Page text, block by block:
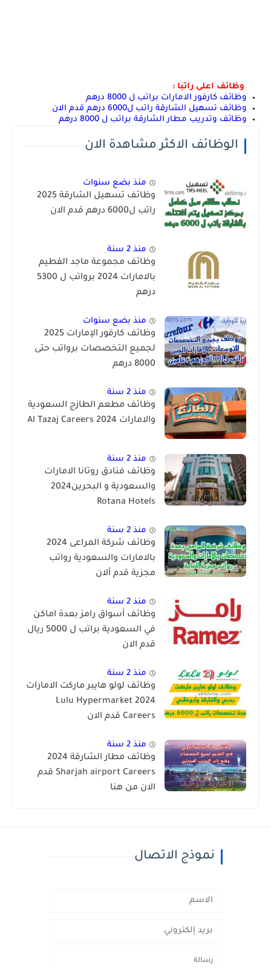
وظائف اعلى راتبا :
وظائف كارفور الامارات براتب ل 8000 درهم
وظائف تسهيل الشارقة راتب ل6000 درهم قدم الان
وظائف وتدريب مطار الشارقة براتب ل 8000 درهم
الوظائف الاكثر مشاهدة الان
منذ بضع سنوات
وظائف تسهيل الشارقة 2025
راتب ل6000 درهم قدم الان
منذ 2 سنة
وظائف مجموعة ماجد الفطيم
بالامارات 2024 برواتب ل 5300
درهم
منذ بضع سنوات
وظائف كارفور الإمارات 2025
لجميع التخصصات برواتب حتى
8000 درهم
منذ 2 سنة
وظائف مطعم الطازج السعودية
والامارات 2024 Al Tazaj Careers
منذ 2 سنة
وظائف فنادق روتانا الامارات
والسعودية و البحرين2024
Rotana Hotels
منذ 2 سنة
وظائف شركة المراعى 2024
بالامارات والسعودية رواتب
مجزية قدم ألان
منذ 2 سنة
وظائف أسواق رامز بعدة اماكن
في السعودية براتب ل 5000 ريال
قدم الان
منذ 2 سنة
وظائف لولو هايبر ماركت الامارات
2024 Lulu Hypermarket
Careers قدم الان
منذ 2 سنة
وظائف مطار الشارقة 2024
Sharjah airport Careers قدم
الان من هنا
نموذج الاتصال